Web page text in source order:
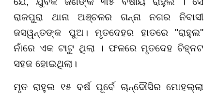
ରାଜପୁରା ଥାନା ଅଞ୍ଚଳର ଗନ୍ନା ନଗର ନିବାସୀ
ଜସୱନ୍ତଙ୍କ ପୁଅ। ମୃତଦେହର ହାତରେ "ରାହୁଲ"
ନାଁରେ ଏକ ଟାଟୁ ଥିଲା । ଫଳରେ ମୃତଦେହ ଚିହ୍ନଟ
ସହଜ ହୋଇଥିଲା।
ମୃତ ରାହୁଲ ୧୫ ବର୍ଷ ପୂର୍ବେ ଚାନ୍ଦୌସିର ମୋହଲ୍ଲା